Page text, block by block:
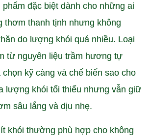
phẩm đặc biệt dành cho những ai
thơm thanh tịnh nhưng không
do lượng khói quá nhiều. Loại
từ nguyên liệu trầm hương tự
kỹ càng và chế biến sao cho
lượng khói tối thiểu nhưng vẫn giữ
sâu lắng và dịu nhẹ.
khói thường phù hợp cho không